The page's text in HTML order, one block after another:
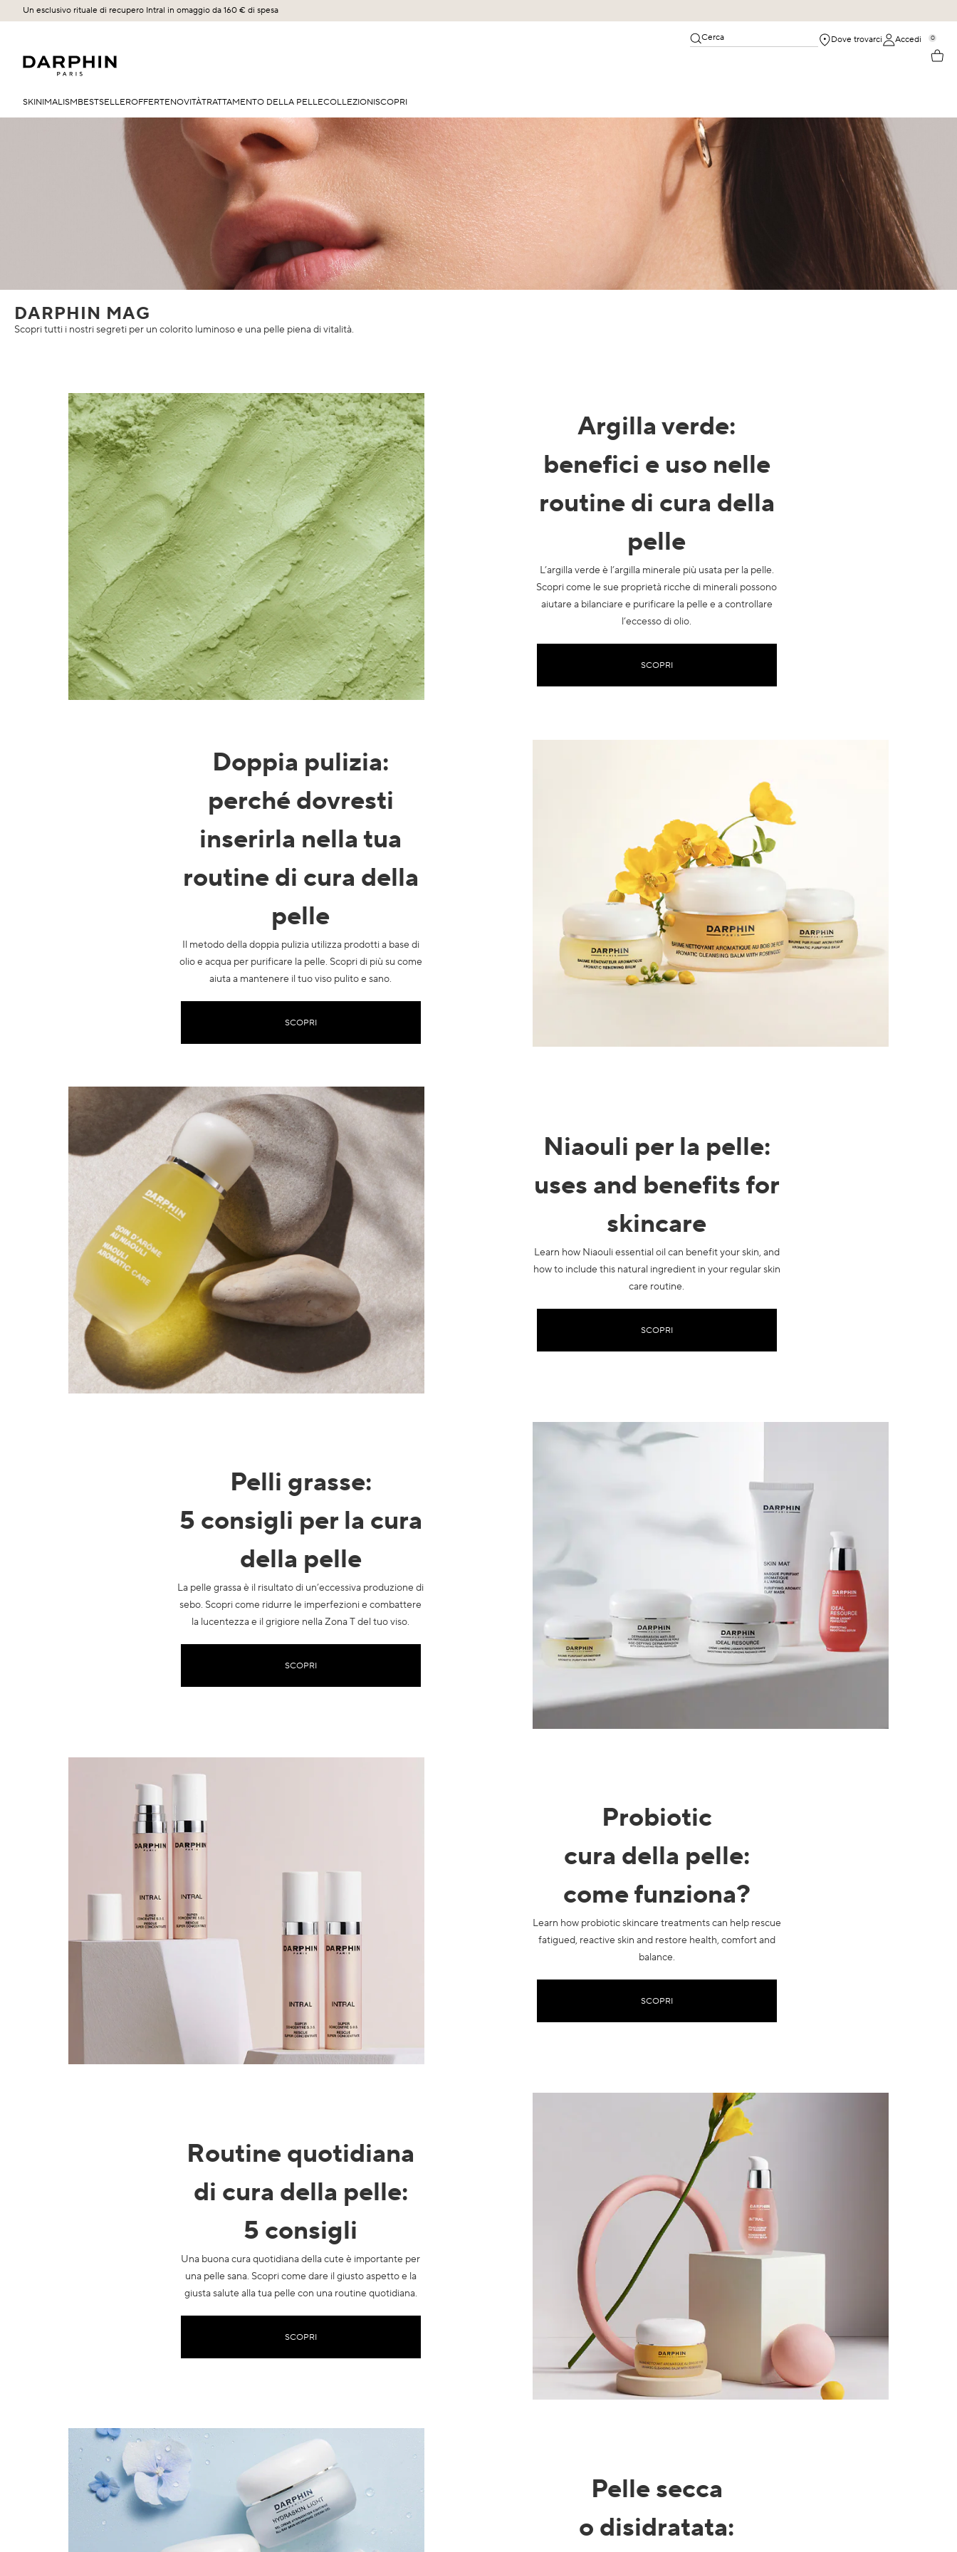
Un esclusivo rituale di recupero Intral in omaggio da 160 € di spesa
Cerca Dove trovarci Accedi 0
SKINIMALISMBESTSELLEROFFERTENOVITÀTRATTAMENTO DELLA PELLECOLLEZIONISCOPRI
DARPHIN MAG
Scopri tutti i nostri segreti per un colorito luminoso e una pelle piena di vitalità.
Argilla verde:
benefici e uso nelle
routine di cura della
pelle
L’argilla verde è l’argilla minerale più usata per la pelle.
Scopri come le sue proprietà ricche di minerali possono
aiutare a bilanciare e purificare la pelle e a controllare
l’eccesso di olio.
SCOPRI
Doppia pulizia:
perché dovresti
inserirla nella tua
routine di cura della
pelle
Il metodo della doppia pulizia utilizza prodotti a base di
olio e acqua per purificare la pelle. Scopri di più su come
aiuta a mantenere il tuo viso pulito e sano.
SCOPRI
Niaouli per la pelle:
uses and benefits for
skincare
Learn how Niaouli essential oil can benefit your skin, and
how to include this natural ingredient in your regular skin
care routine.
SCOPRI
Pelli grasse:
5 consigli per la cura
della pelle
La pelle grassa è il risultato di un’eccessiva produzione di
sebo. Scopri come ridurre le imperfezioni e combattere
la lucentezza e il grigiore nella Zona T del tuo viso.
SCOPRI
Probiotic
cura della pelle:
come funziona?
Learn how probiotic skincare treatments can help rescue
fatigued, reactive skin and restore health, comfort and
balance.
SCOPRI
Routine quotidiana
di cura della pelle:
5 consigli
Una buona cura quotidiana della cute è importante per
una pelle sana. Scopri come dare il giusto aspetto e la
giusta salute alla tua pelle con una routine quotidiana.
SCOPRI
Pelle secca
o disidratata: